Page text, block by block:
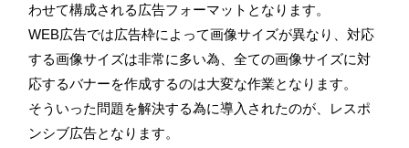
わせて構成される広告フォーマットとなります。
WEB広告では広告枠によって画像サイズが異なり、対応
する画像サイズは非常に多い為、全ての画像サイズに対
応するバナーを作成するのは大変な作業となります。
そういった問題を解決する為に導入されたのが、レスポ
ンシブ広告となります。